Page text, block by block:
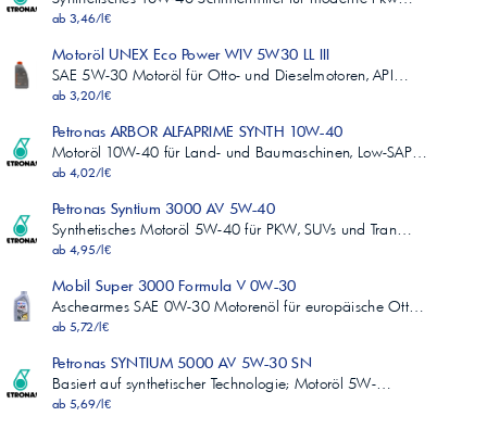
ab 3,46/l€
Motoröl UNEX Eco Power WIV 5W30 LL III
SAE 5W-30 Motoröl für Otto- und Dieselmotoren, API…
ab 3,20/l€
Petronas ARBOR ALFAPRIME SYNTH 10W-40
Motoröl 10W-40 für Land- und Baumaschinen, Low-SAP…
ab 4,02/l€
Petronas Syntium 3000 AV 5W-40
Synthetisches Motoröl 5W-40 für PKW, SUVs und Tran…
ab 4,95/l€
Mobil Super 3000 Formula V 0W-30
Aschearmes SAE 0W-30 Motorenöl für europäische Ott…
ab 5,72/l€
Petronas SYNTIUM 5000 AV 5W-30 SN
Basiert auf synthetischer Technologie; Motoröl 5W-…
ab 5,69/l€